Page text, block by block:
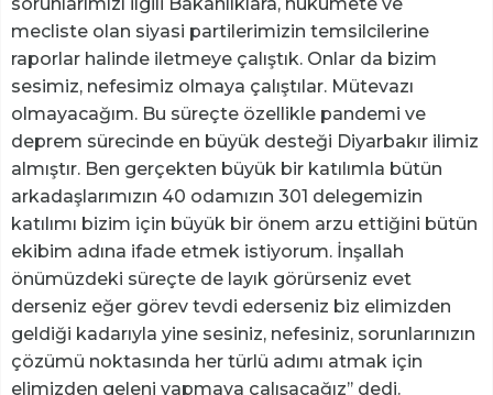
mecliste olan siyasi partilerimizin temsilcilerine
raporlar halinde iletmeye çalıştık. Onlar da bizim
sesimiz, nefesimiz olmaya çalıştılar. Mütevazı
olmayacağım. Bu süreçte özellikle pandemi ve
deprem sürecinde en büyük desteği Diyarbakır ilimiz
almıştır. Ben gerçekten büyük bir katılımla bütün
arkadaşlarımızın 40 odamızın 301 delegemizin
katılımı bizim için büyük bir önem arzu ettiğini bütün
ekibim adına ifade etmek istiyorum. İnşallah
önümüzdeki süreçte de layık görürseniz evet
derseniz eğer görev tevdi ederseniz biz elimizden
geldiği kadarıyla yine sesiniz, nefesiniz, sorunlarınızın
çözümü noktasında her türlü adımı atmak için
elimizden geleni yapmaya çalışacağız’’ dedi.